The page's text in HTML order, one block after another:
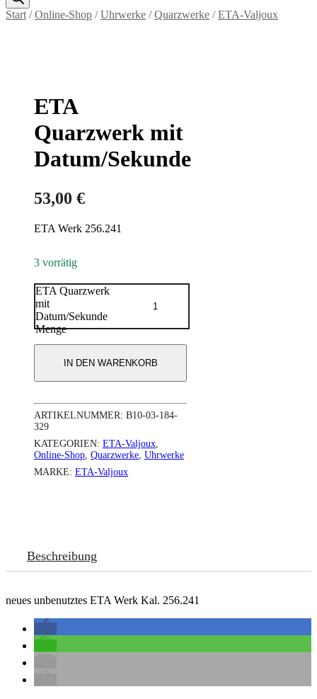
Start /Online-Shop /Uhrwerke /Quarzwerke /ETA-Valjoux
ETA
Quarzwerk mit
Datum/Sekunde
53,00 €
ETA Werk 256.241
3 vorrätig
ETA Quarzwerk
mit
Datum/Sekunde
Menge
IN DEN WARENKORB
ARTIKELNUMMER: B10-03-184-
329
KATEGORIEN: ETA-Valjoux
Online-Shop Quarzwerke Uhrwerke
MARKE: ETA-Valjoux
Beschreibung
neues unbenutztes ETA Werk Kal. 256.241